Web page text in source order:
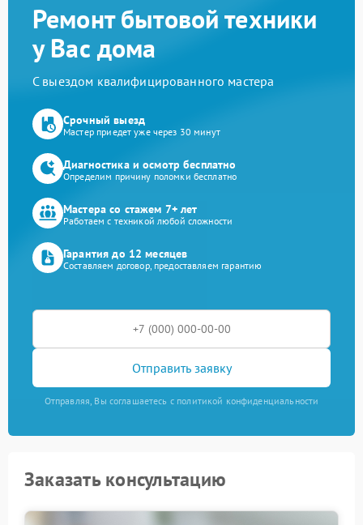
Ремонт бытовой техники
у Вас дома
С выездом квалифицированного мастера
Срочный выезд
Мастер приедет уже через 30 минут
Диагностика и осмотр бесплатно
Определим причину поломки бесплатно
Мастера со стажем 7+ лет
Работаем с техникой любой сложности
Гарантия до 12 месяцев
Составляем договор, предоставляем гарантию
Отправить заявку
Отправляя, Вы соглашаетесь с политикой конфиденциальности
Заказать консультацию